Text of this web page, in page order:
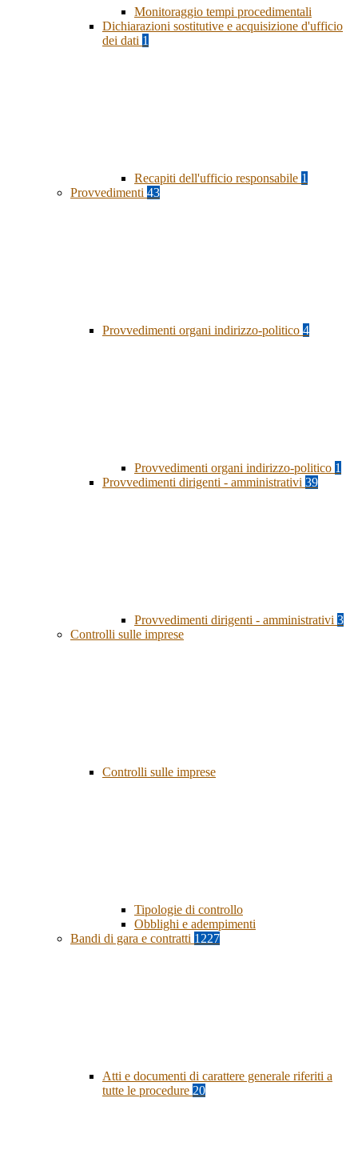
Monitoraggio tempi procedimentali
Dichiarazioni sostitutive e acquisizione d'ufficio
dei dati 1
Recapiti dell'ufficio responsabile 1
Provvedimenti 43
Provvedimenti organi indirizzo-politico 4
Provvedimenti organi indirizzo-politico 1
Provvedimenti dirigenti - amministrativi 39
Provvedimenti dirigenti - amministrativi 3
Controlli sulle imprese
Controlli sulle imprese
Tipologie di controllo
Obblighi e adempimenti
Bandi di gara e contratti 1227
Atti e documenti di carattere generale riferiti a
tutte le procedure 20